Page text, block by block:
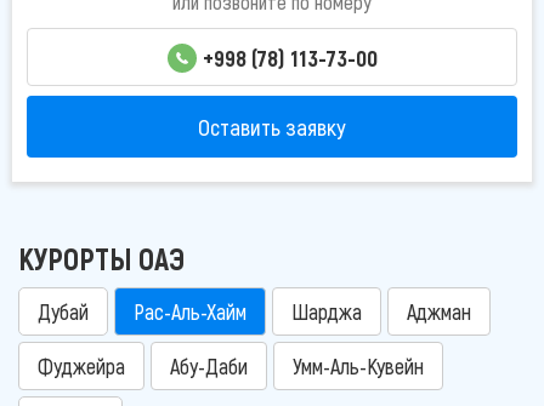
+998 (78) 113-73-00
Оставить заявку
КУРОРТЫ ОАЭ
Дубай Рас-Аль-Хайм Шарджа Аджман
Фуджейра Абу-Даби Умм-Аль-Кувейн